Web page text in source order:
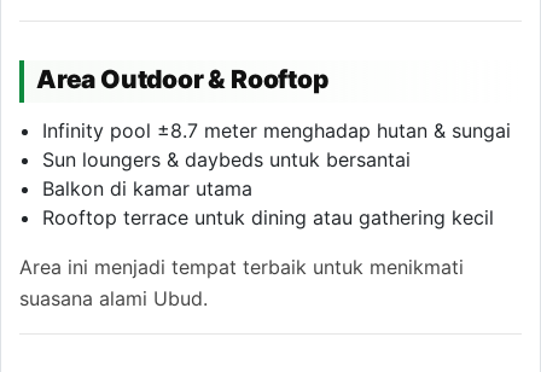
Area Outdoor & Rooftop
Infinity pool ±8.7 meter menghadap hutan & sungai
Sun loungers & daybeds untuk bersantai
Balkon di kamar utama
Rooftop terrace untuk dining atau gathering kecil
Area ini menjadi tempat terbaik untuk menikmati
suasana alami Ubud.